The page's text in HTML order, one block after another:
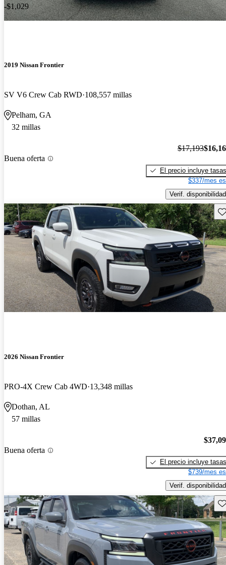
-$1,029
2019 Nissan Frontier
SV V6 Crew Cab RWD 108,557 millas
Pelham, GA
32 millas
Buena oferta
$17,193
El precio incluye tasas
$337/mes
Verif. disponibilidad
2026 Nissan Frontier
PRO-4X Crew Cab 4WD 13,348 millas
Dothan, AL
57 millas
Buena oferta
El precio incluye tasas
$739/mes
Verif. disponibilidad